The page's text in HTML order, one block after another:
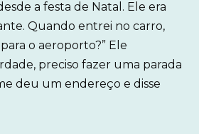
a festa de Natal. Ele era
Quando entrei no carro,
o aeroporto?” Ele
preciso fazer uma parada
deu um endereço e disse